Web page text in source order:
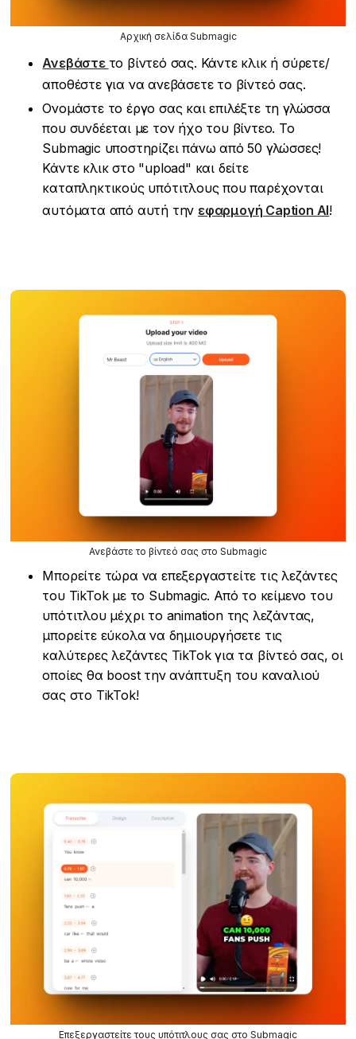
Αρχική σελίδα Submagic
Ανεβάστε το βίντεό σας. Κάντε κλικ ή σύρετε/
αποθέστε για να ανεβάσετε το βίντεό σας.
Ονομάστε το έργο σας και επιλέξτε τη γλώσσα
που συνδέεται με τον ήχο του βίντεο. Το
Submagic υποστηρίζει πάνω από 50 γλώσσες!
Κάντε κλικ στο "upload" και δείτε
καταπληκτικούς υπότιτλους που παρέχονται
αυτόματα από αυτή την εφαρμογή Caption AI!
Ανεβάστε το βίντεό σας στο Submagic
Μπορείτε τώρα να επεξεργαστείτε τις λεζάντες
του TikTok με το Submagic. Από το κείμενο του
υπότιτλου μέχρι το animation της λεζάντας,
μπορείτε εύκολα να δημιουργήσετε τις
καλύτερες λεζάντες TikTok για τα βίντεό σας, οι
οποίες θα boost την ανάπτυξη του καναλιού
σας στο TikTok!
Επεξεργαστείτε τους υπότιτλους σας στο Submagic